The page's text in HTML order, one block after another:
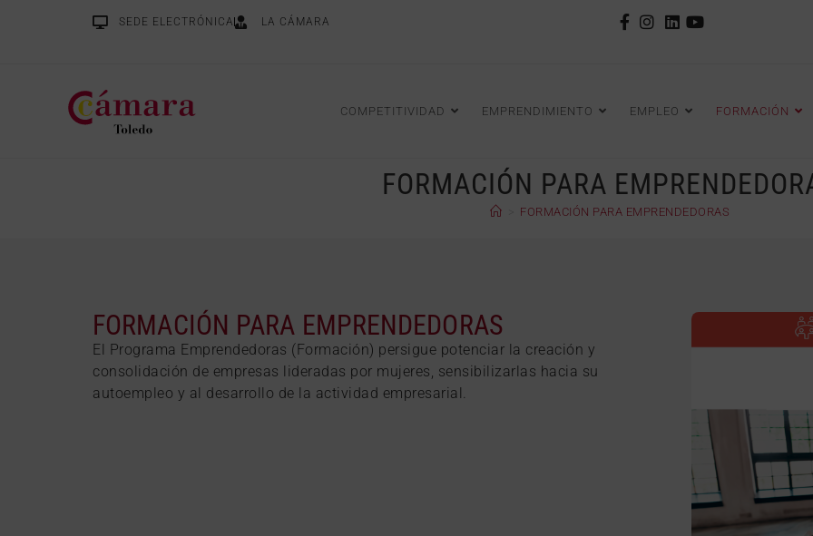
SEDE ELECTRÓNICA LA CÁMARA
COMPETITIVIDAD EMPRENDIMIENTO EMPLEO FORMACIÓN
FORMACIÓN PARA
FORMACIÓN PARA EMPRENDEDORAS
FORMACIÓN PARA EMPRENDEDORAS
El Programa Emprendedoras (Formación) persigue potenciar la creación y
consolidación de empresas lideradas por mujeres, sensibilizarlas hacia su
autoempleo y al desarrollo de la actividad empresarial.